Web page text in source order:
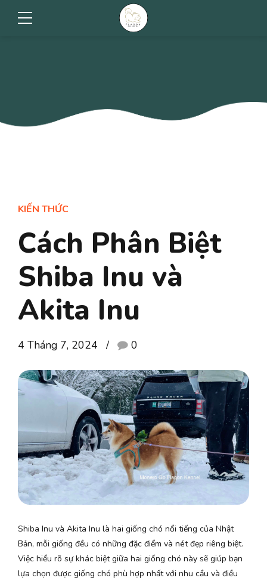
KIẾN THỨC
Cách Phân Biệt
Shiba Inu và
Akita Inu
4 Tháng 7, 2024 0
Shiba Inu và Akita Inu là hai giống chó nổi tiếng của Nhật
Bản, mỗi giống đều có những đặc điểm và nét đẹp riêng biệt.
Việc hiểu rõ sự khác biệt giữa hai giống chó này sẽ giúp bạn
lựa chọn được giống chó phù hợp nhất với nhu cầu và điều